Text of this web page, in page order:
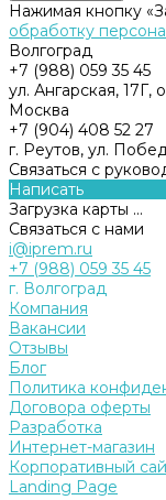
Нажимая кнопку
обработку
Волгоград
+7 (988) 059 35 45
ул. Ангарская, 17Г,
Москва
+7 (904) 408 52 27
г. Реутов, ул.
Связаться с
Написать
Загрузка карты ...
Связаться с нами
i@iprem.ru
+7 (988) 059 35 45
г. Волгоград
Компания
Вакансии
Отзывы
Блог
Политика
Договора оферты
Разработка
Интернет-магазин
Корпоративный
Landing Page